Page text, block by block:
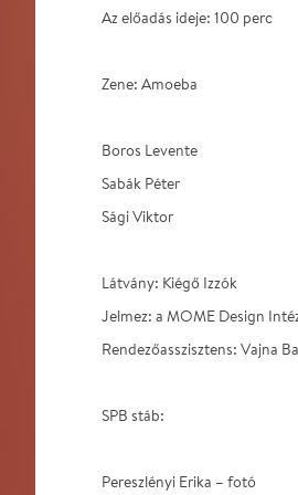
Az előadás ideje: 100 perc
Zene: Amoeba
Boros Levente
Sabák Péter
Sági Viktor
Látvány: Kiégő Izzók
Jelmez: a MOME Design
Rendezőasszisztens: Vajna
SPB stáb:
Pereszlényi Erika – fotó